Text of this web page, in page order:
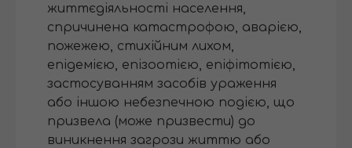
життєдіяльності населення,
спричинена катастрофою, аварією,
пожежею, стихійним лихом,
епідемією, епізоотією, епіфітотією,
застосуванням засобів ураження
або іншою небезпечною подією, що
призвела (може призвести) до
виникнення загрози життю або